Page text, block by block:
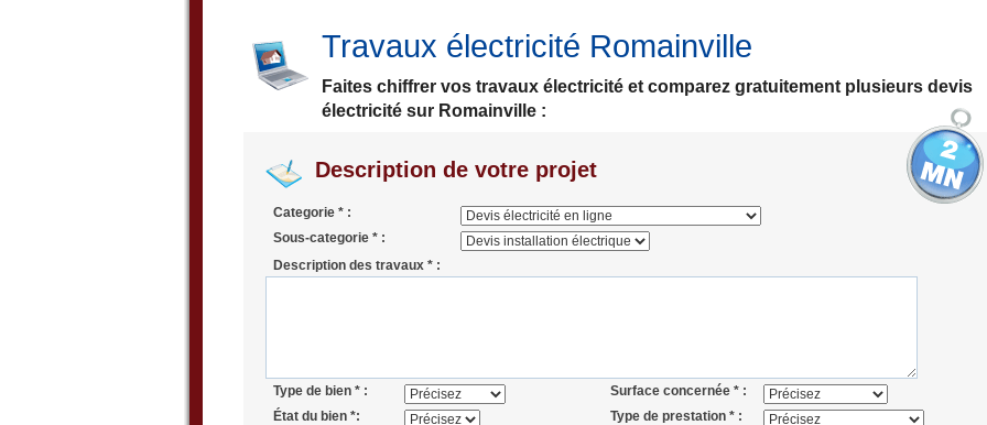
Travaux électricité Romainville
Faites chiffrer vos travaux électricité et comparez gratuitement plusieurs devis
électricité sur Romainville :
Description de votre projet
Categorie * :
Sous-categorie * :
Description des travaux * :
Type de bien * :
Surface concernée * :
État du bien *:
Type de prestation * :